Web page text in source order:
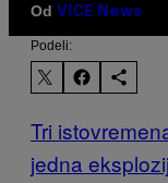
Od VICE News
Podeli:
Tri
jedna